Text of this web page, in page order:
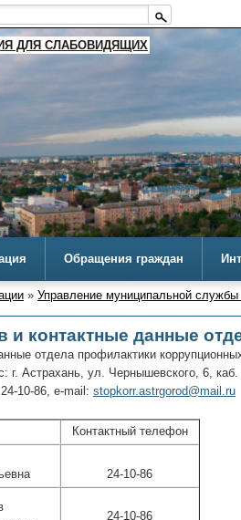
ДЛЯ СЛАБОВИДЯЩИХ
Обращения граждан
» Управление муниципальной службы
и контактные данные
отдела профилактики
г. Астрахань, ул. Чернышевского, 6, каб.
10-86, e-mail: stopkorr.astrgorod@mail.ru
Контактный телефон
24-10-86
24-10-86